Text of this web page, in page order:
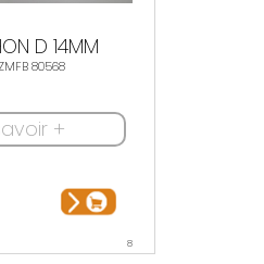
D 14MM
80568
+
8